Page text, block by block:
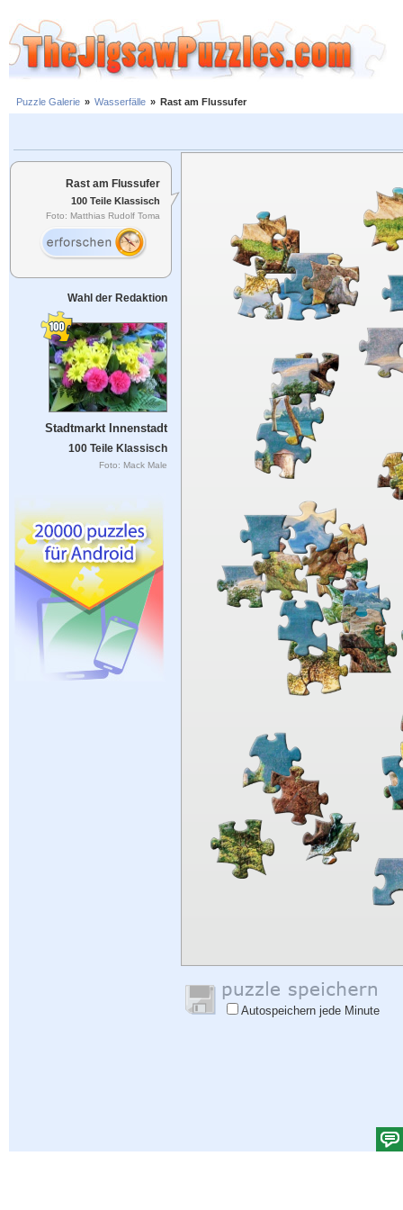
Puzzle Galerie » Wasserfälle » Rast am Flussufer
Rast am Flussufer
100 Teile Klassisch
Foto: Matthias Rudolf Toma
Wahl der Redaktion
Stadtmarkt Innenstadt
100 Teile Klassisch
Foto: Mack Male
Autospeichern jede Minute